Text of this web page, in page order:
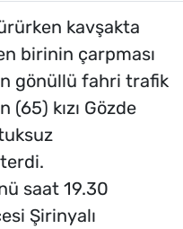
kavşakta
birinin çarpması
gönüllü fahri trafik
(65) kızı Gözde
saat 19.30
Şirinyalı